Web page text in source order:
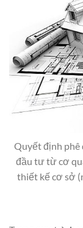
Quyết định phê
đầu tư từ cơ
thiết kế cơ sở